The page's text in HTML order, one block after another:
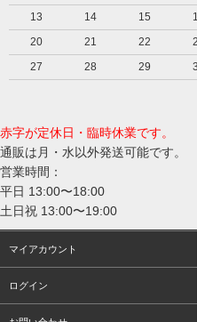
13
14 15
20
21 22
27
28 29
赤字が定休日・臨時休業です。
通販は月・水以外発送可能です。
営業時間：
平日 13:00〜18:00
土日祝 13:00〜19:00
マイアカウント
ログイン